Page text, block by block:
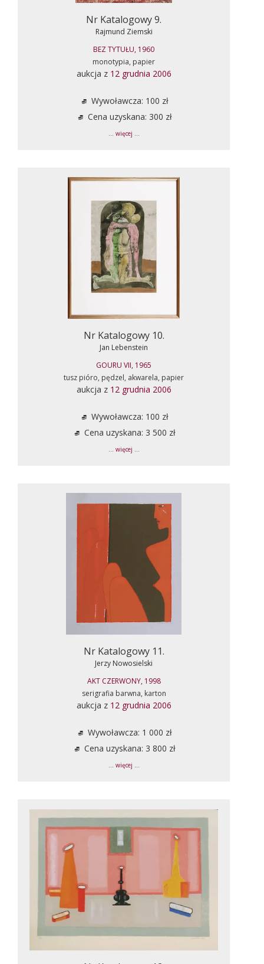
Nr Katalogowy 9.
Rajmund Ziemski
BEZ TYTUŁU, 1960
monotypia, papier
aukcja z 12 grudnia 2006
Wywoławcza: 100 zł
Cena uzyskana: 300 zł
... więcej ...
Nr Katalogowy 10.
Jan Lebenstein
GOURU VII, 1965
tusz pióro, pędzel, akwarela, papier
aukcja z 12 grudnia 2006
Wywoławcza: 100 zł
Cena uzyskana: 3 500 zł
... więcej ...
Nr Katalogowy 11.
Jerzy Nowosielski
AKT CZERWONY, 1998
serigrafia barwna, karton
aukcja z 12 grudnia 2006
Wywoławcza: 1 000 zł
Cena uzyskana: 3 800 zł
... więcej ...